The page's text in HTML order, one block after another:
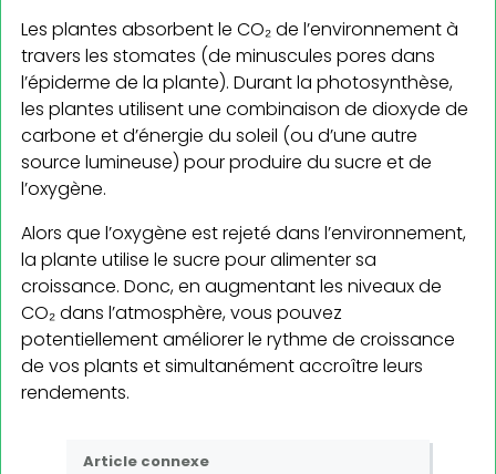
Les plantes absorbent le CO₂ de l’environnement à
travers les stomates (de minuscules pores dans
l’épiderme de la plante). Durant la photosynthèse,
les plantes utilisent une combinaison de dioxyde de
carbone et d’énergie du soleil (ou d’une autre
source lumineuse) pour produire du sucre et de
l’oxygène.
Alors que l’oxygène est rejeté dans l’environnement,
la plante utilise le sucre pour alimenter sa
croissance. Donc, en augmentant les niveaux de
CO₂ dans l’atmosphère, vous pouvez
potentiellement améliorer le rythme de croissance
de vos plants et simultanément accroître leurs
rendements.
Article connexe